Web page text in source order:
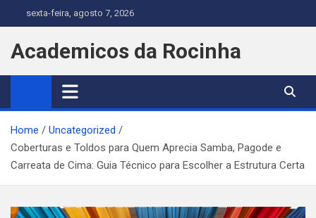
to
content
sexta-feira, agosto 7, 2026
Academicos da Rocinha
Home
Uncategorized
Coberturas e Toldos para Quem Aprecia Samba, Pagode e
Carreata de Cima: Guia Técnico para Escolher a Estrutura Certa